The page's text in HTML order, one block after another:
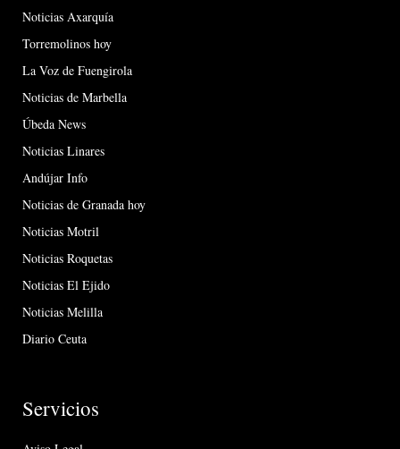
Noticias Axarquía
Torremolinos hoy
La Voz de Fuengirola
Noticias de Marbella
Úbeda News
Noticias Linares
Andújar Info
Noticias de Granada hoy
Noticias Motril
Noticias Roquetas
Noticias El Ejido
Noticias Melilla
Diario Ceuta
Servicios